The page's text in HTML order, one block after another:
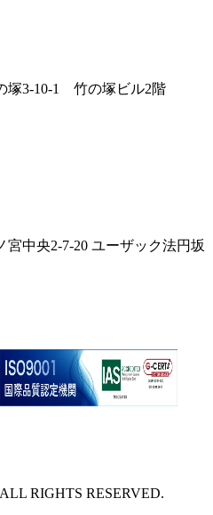
塚3-10-1 竹の塚ビル2階
宮中央2-7-20 ユーザック法円坂
RIGHTS RESERVED.